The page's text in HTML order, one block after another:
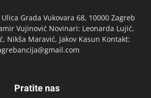
Grada Vukovara 68, 10000 Zagreb
Vujinović Novinari: Leonarda Lujić,
Nikša Maravić, Jakov Kasun Kontakt:
Pratite nas